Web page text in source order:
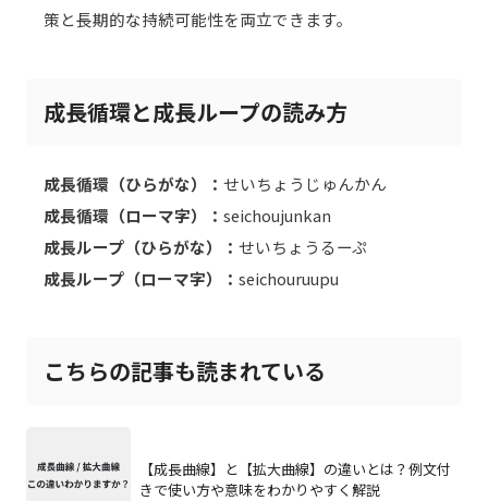
策と長期的な持続可能性を両立できます。
成長循環と成長ループの読み方
成長循環（ひらがな）： せいちょうじゅんかん
成長循環（ローマ字）： seichoujunkan
成長ループ（ひらがな）： せいちょうるーぷ
成長ループ（ローマ字）： seichouruupu
こちらの記事も読まれている
【成長曲線】と【拡大曲線】の違いとは？例文付
きで使い方や意味をわかりやすく解説